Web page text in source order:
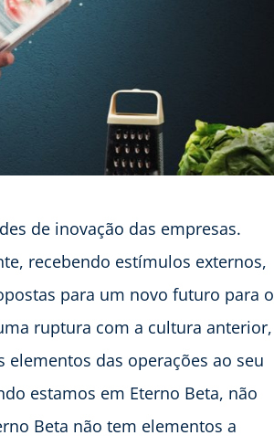
de inovação das empresas.
recebendo estímulos externos,
para um novo futuro para o
ruptura com a cultura anterior,
das operações ao seu
estamos em Eterno Beta, não
Beta não tem elementos a